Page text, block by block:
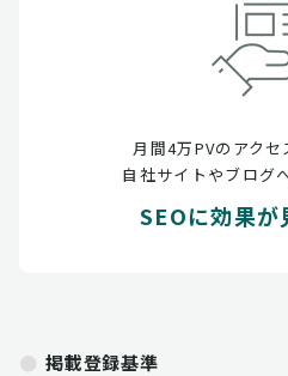
月間4万PVのアクセ
自社サイトやブログ
SEOに効果が
掲載登録基準